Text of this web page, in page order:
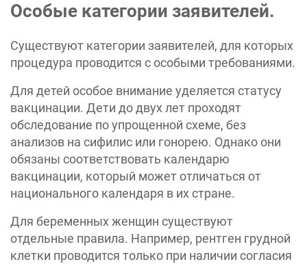
Особые категории заявителей.
Существуют категории заявителей, для которых
процедура проводится с особыми требованиями.
Для детей особое внимание уделяется статусу
вакцинации. Дети до двух лет проходят
обследование по упрощенной схеме, без
анализов на сифилис или гонорею. Однако они
обязаны соответствовать календарю
вакцинации, который может отличаться от
национального календаря в их стране.
Для беременных женщин существуют
отдельные правила. Например, рентген грудной
клетки проводится только при наличии согласия